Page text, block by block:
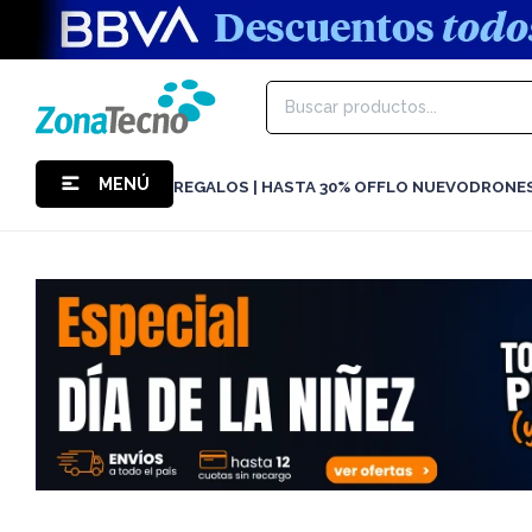
MENÚ REGALOS | HASTA 30% OFFLO NUEVO